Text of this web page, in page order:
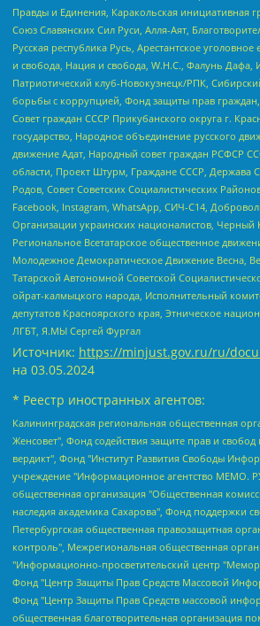
Правды и Единения, Каракольская инициативная
Союз Славянских Сил Руси, Алля-Аят,
Русская республика Русь, Арестантское
и свобода, Нация и свобода, W.H.С., Фалунь Дафа,
Патриотический клуб-Новокузнецк/РПК,
борьбы с коррупцией, Фонд защиты прав
Совет граждан СССР Прикубанского округа г.
государство, Народное объединение русского
движение Адат, Народный совет граждан РСФСР
области, Проект Штурм, Граждане СССР, Держава
Родов, Совет Советских Социалистических
Facebook, Instagram, WhatsApp, СИЧ-С14,
Организации украинских националистов, Черный
Региональное Всетатарское общественное
Молодежное Демократическое Движение Весна,
Татарской Автономной Советской
ойрат-калмыцкого народа, Исполнительный
депутатов Красноярского края, Этническое
ЛГБТ, Я.МЫ Сергей Фургал
Источник: https://minjust.gov.ru/ru/
на 03.05.2024
* Реестр иностранных агентов:
Калининградская региональная общественная организация "Экозащита!-Женсовет", Фонд содействия защите прав и свобод граждан "Общественный вердикт", Фонд "Институт Развития Свободы Информации", Частное учреждение "Информационное агентство МЕМО. РУ", Региональная общественная организация "Общественная комиссия по сохранению наследия академика Сахарова", Фонд поддержки свободы прессы, Санкт-Петербургская общественная правозащитная организация "Гражданский контроль", Межрегиональная общественная организация "Информационно-просветительский центр "Мемориал", Региональный Фонд "Центр Защиты Прав Средств Массовой Информации", с 05.12.2023 Фонд "Центр Защиты Прав Средств массовой информации", Региональная общественная благотворительная организация помощи беженцам и мигрантам "Гражданское содействие", Негосударственное образовательное учреждение дополнительного профессионального образования (повышение квалификации) специалистов "АКАДЕМИЯ ПО ПРАВАМ ЧЕЛОВЕКА", Свердловская региональная общественная организация "Сутяжник", Автономная некоммерческая организация "Центр независимых социологических исследований", Союз общественных объединений "Российский исследовательский центр по правам человека", Региональное общественное учреждение научно-информационный центр "МЕМОРИАЛ", Некоммерческая организация "Фонд защиты гласности", Автономная некоммерческая организация "Институт прав человека", Городская общественная организация "Екатеринбургское общество "МЕМОРИАЛ", Городская общественная организация "Рязанское историко-просветительское и правозащитное общество "Мемориал" (Рязанский Мемориал), Челябинский региональный орган общественной самодеятельности – женское общественное объединение "Женщины Евразии", Челябинский региональный орган общественной самодеятельности "Уральская правозащитная группа", Фонд содействия защите здоровья и социальной справедливости имени Андрея Рылькова, Автономная Некоммерческая Организация "Аналитический Центр Юрия Левады", Автономная некоммерческая организация социальной поддержки населения "Проект Апрель", Региональная общественная организация помощи женщинам и детям, находящимся в кризисной ситуации "Информационно-методический центр "Анна", Фонд содействия развитию массовых коммуникаций и правовому просвещению "Так-так-Так", Фонд содействия устойчивому развитию "Серебряная тайга", Свердловский региональный общественный фонд социальных проектов "Новое время", "Idel.Реалии", Кавказ.Реалии, Крым.Реалии, Телеканал Настоящее Время, Татаро-башкирская служба Радио Свобода (Azatliq Radiosi), Радио Свободная Европа/Радио Свобода (PCE/PC), "Сибирь.Реалии", "Фактограф", Благотворительный фонд помощи осужденным и их семьям, Автономная некоммерческая организация "Институт глобализации и социальных движений", Фонд "В защиту прав заключенных", Частное учреждение "Центр поддержки и содействия развитию средств массовой информации", Пензенский региональный общественный благотворительный фонд "Гражданский союз", "Север.Реалии", Некоммерческая организация Фонд "Правовая инициатива", Общество с ограниченной ответственностью "Радио Свободная Европа/Радио Свобода", Чешское информационное агентство "MEDIUM-ORIENT", Красноярская региональная общественная организация "Мы против СПИДа", Камалягин Денис Николаевич, Маркелов Сергей Евгеньевич, Пономарев Лев Александрович, Савицкая Людмила Алексеевна, Автономная некоммерческая организация "Центр по работе с проблемой насилия "НАСИЛИЮ.НЕТ", Межрегиональный профессиональный союз работников здравоохранения "Альянс врачей", Юридическое лицо, зарегистрированное в Латвийской Республике, SIA "Medusa Project" (регистрационный номер 40103797863, дата регистрации 10.06.2014), Некоммерческая организация "Фонд по борьбе с коррупцией", Автономная некоммерческая организация "Институт права и публичной политики", Баданин Роман Сергеевич, Гликин Максим Александрович, Железнова Мария Михайловна, Лукьянова Юлия Сергеевна, Маетная Елизавета Витальевна, Маняхин Петр Борисович, Чуракова Ольга Владимировна, Ярош Юлия Петровна, Юридическое лицо "The Insider SIA", зарегистрированное в Риге, Латвийская Республика (дата регистрации 26.06.2015), являющееся администратором доменного имени интернет-издания "The Insider SIA", https://theins.ru, Постернак Алексей Евгеньевич, Рубин Михаил Аркадьевич, Анин Роман Александрович, Юридическое лицо Istories fonds, зарегистрированное в Латвийской Республике (регистрационный номер 50008295751, дата регистрации 24.02.2020), Великовский Дмитрий Александрович, Долинина Ирина Николаевна, Мароховская Алеся Алексеевна, Шлейнов Роман Юрьевич, Шмагун Олеся Валентиновна, Общество с ограниченной ответственностью "Альтаир 2021", Общество с ограниченной ответственностью "Вега 2021", Общество с ограниченной ответственностью "Главный редактор 2021", Общество с ограниченной ответственностью "Ромашки монолит", Важенков Артем Валерьевич, Ивановская областная общественная организация "Центр гендерных исследований", Гурман Юрий Альбертович, Медиапроект "ОВД-Инфо", Егоров Владимир Владимирович, Жилинский Владимир Александрович, Общество с ограниченной ответственностью "ЗП", Иванова София Юрьевна, Карезина Инна Павловна, Кильтау Екатерина Викторовна, Петров Алексей Викторович, Пискунов Сергей Евгеньевич, Смирнов Сергей Сергеевич, Тихонов Михаил Сергеевич, Общество с ограниченной ответственностью "ЖУРНАЛИСТ-ИНОСТРАННЫЙ АГЕНТ", Арапова Галина Юрьевна, Вольтская Татьяна Анатольевна, Американская компания "Mason G.E.S. Anonymous Foundation" (США), являющаяся владельцем интернет-издания https://mnews.world/, Компания "Stichting Bellingcat", зарегистрированная в Нидерландах (дата регистрации 11.07.2018), Захаров Андрей Вячеславович, Клепиковская Екатерина Дмитриевна, Общество с ограниченной ответственностью "МЕМО", Перл Роман Александрович, Симонов Евгений Алексеевич, Соловьева Елена Анатольевна, Сотников Даниил Владимирович, Сурначева Елизавета Дмитриевна, Автономная некоммерческая организация по защите прав человека и информированию населения "Якутия – Наше Мнение", Общество с ограниченной ответственностью "Москоу диджитал медиа", с 26.01.2023 Общество с ограниченной ответственностью "Чайка Белые сады", Ветошкина Валерия Валерьевна, Заговора Максим Александрович, Межрегиональное общественное движение "Российская ЛГБТ - сеть", Оленичев Максим Владимирович, Павлов Иван Юрьевич, Скворцова Елена Сергеевна, Общество с ограниченной ответственностью "Как бы инагент", Кочетков Игорь Викторович, Общество с ограниченной ответственностью "Честные выборы", Еланчик Олег Александрович, Общество с ограниченной ответственностью "Нобелевский призыв", Гималова Регина Эмилевна, Григорьев Андрей Валерьевич, Григорьева Алина Александровна, Ассоциация по содействию защите прав призывников, альтернативнослужащих и военнослужащих "Правозащитная группа "Гражданин.Армия.Право", Хисамова Регина Фаритовна, Автономная некоммерческая организация по